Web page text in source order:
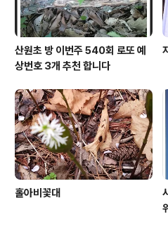
산원초 방 이번주 540회 로또 예
상번호 3개 추천 합니다
홀아비꽃대